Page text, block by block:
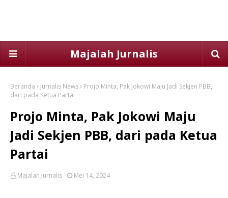
Majalah Jurnalis
Beranda Jurnalis News
Projo Minta, Pak Jokowi Maju Jadi Sekjen PBB,
dari pada Ketua Partai
Projo Minta, Pak Jokowi Maju
Jadi Sekjen PBB, dari pada Ketua
Partai
Majalah Jurnalis Mei 14, 2024